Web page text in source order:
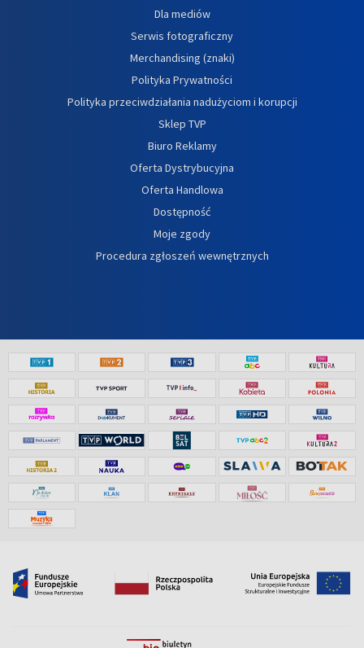
Dla mediów
Serwis fotograficzny
Merchandising (znaki)
Polityka Prywatności
Polityka przeciwdziałania nadużyciom i korupcji
Sklep TVP
Biuro Reklamy
Oferta Dystrybucyjna
Oferta Handlowa
Dostępność
Moje zgody
Procedura zgłoszeń wewnętrznych